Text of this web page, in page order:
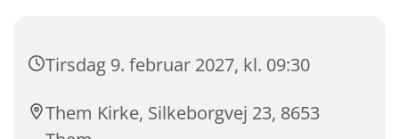
Tirsdag 9. februar 2027, kl. 09:30
Them Kirke, Silkeborgvej 23, 8653